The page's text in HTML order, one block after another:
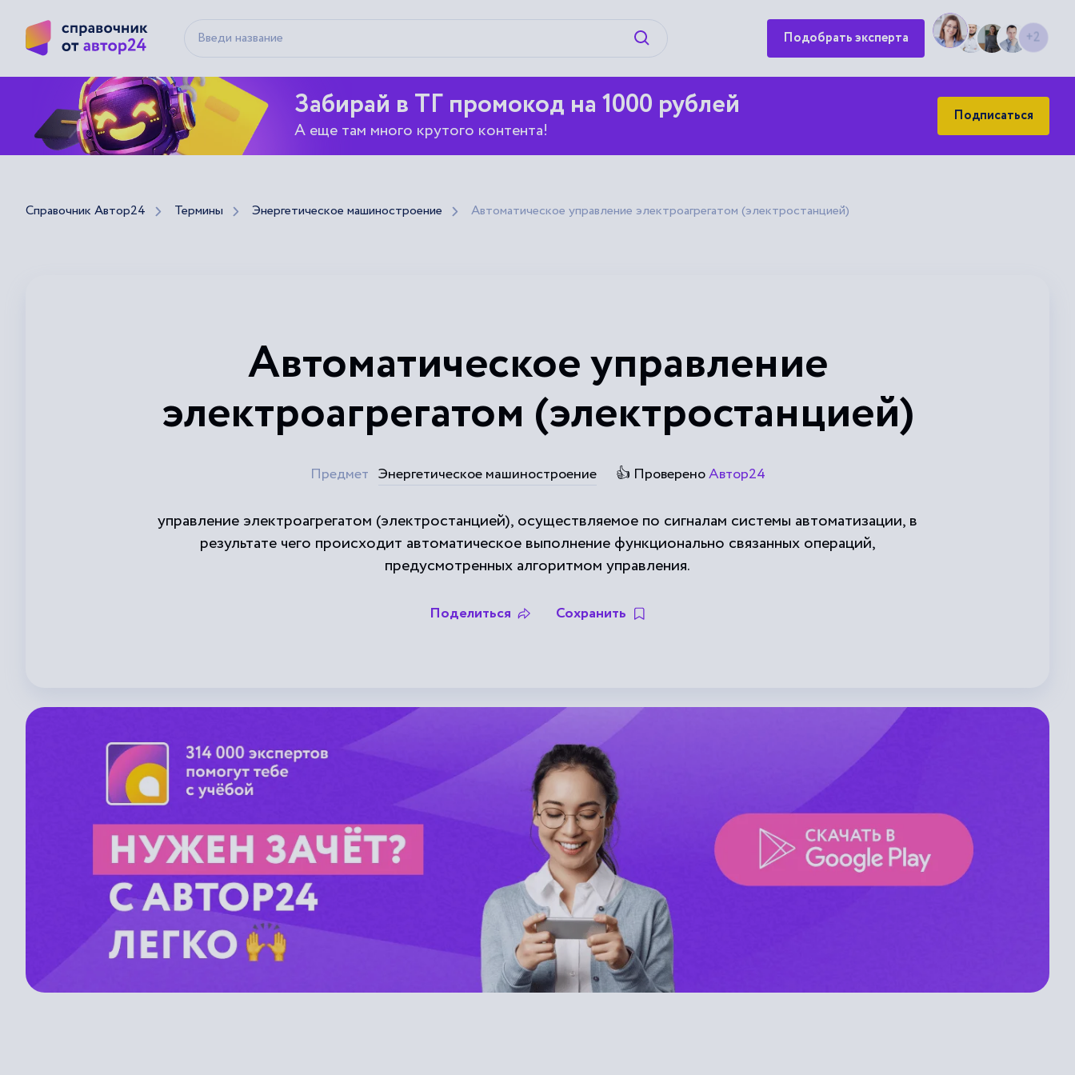
Искать Подобрать эксперта +2
Забирай в ТГ промокод на 1000 рублей
А еще там много крутого контента!
Подписаться
Справочник Автор24 Термины Энергетическое машиностроение Автоматическое управление электроагрегатом (электростанцией)
Автоматическое управление
электроагрегатом (электростанцией)
Предмет Энергетическое машиностроение 👍 ПровереноАвтор24
управление электроагрегатом (электростанцией), осуществляемое по сигналам системы автоматизации, в
результате чего происходит автоматическое выполнение функционально связанных операций,
предусмотренных алгоритмом управления.
Поделиться Сохранить